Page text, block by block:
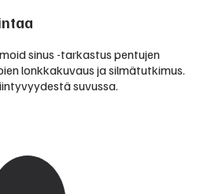
sinus -tarkastus pentujen
lonkkakuvaus ja silmätutkimus.
suvussa.